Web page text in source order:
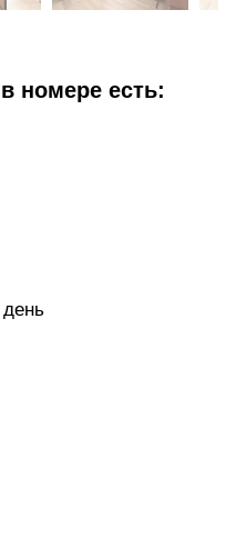
номере есть: